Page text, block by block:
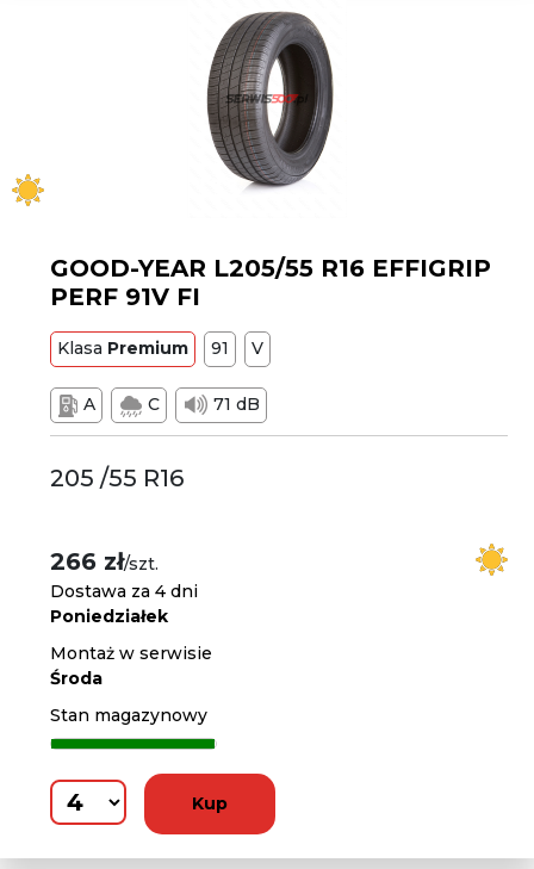
GOOD-YEAR L205/55 R16 EFFIGRIP
PERF 91V FI
Klasa Premium 91 V
A C 71 dB
205 /55 R16
266 zł/szt.
Dostawa za 4 dni
Poniedziałek
Montaż w serwisie
Środa
Stan magazynowy
Kup